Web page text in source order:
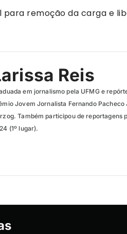
para remoção da carga e
Reis
em jornalismo pela UFMG e
Jovem Jornalista Fernando
Também participou de reportagens
(1º lugar).